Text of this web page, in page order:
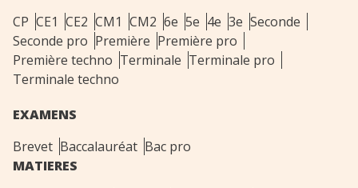
CP CE1 CE2 CM1 CM2 6e 5e 4e 3e Seconde
Seconde pro Première Première pro
Première techno Terminale Terminale pro
Terminale techno
EXAMENS
Brevet Baccalauréat Bac pro
MATIERES